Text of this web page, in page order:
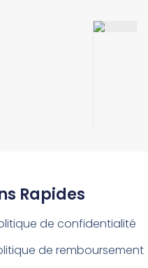
Rapides
de confidentialité
de remboursement